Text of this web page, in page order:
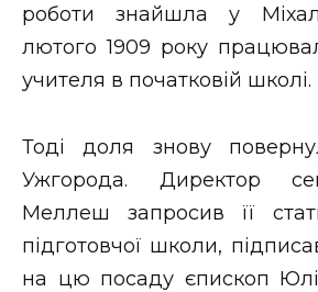
роботи знайшла у
лютого 1909 року
учителя в початковій школі.
Тоді доля знову
Ужгорода. Директор
Меллеш запросив її
підготовчої школи,
на цю посаду єпископ